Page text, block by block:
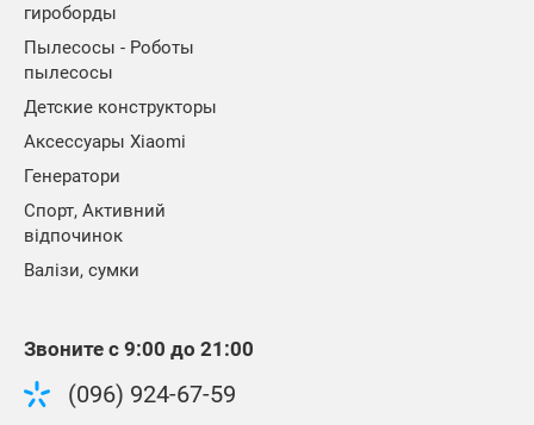
гироборды
Пылесосы - Роботы
пылесосы
Детские конструкторы
Аксессуары Xiaomi
Генератори
Спорт, Активний
відпочинок
Валізи, сумки
Звоните с 9:00 до 21:00
(096) 924-67-59